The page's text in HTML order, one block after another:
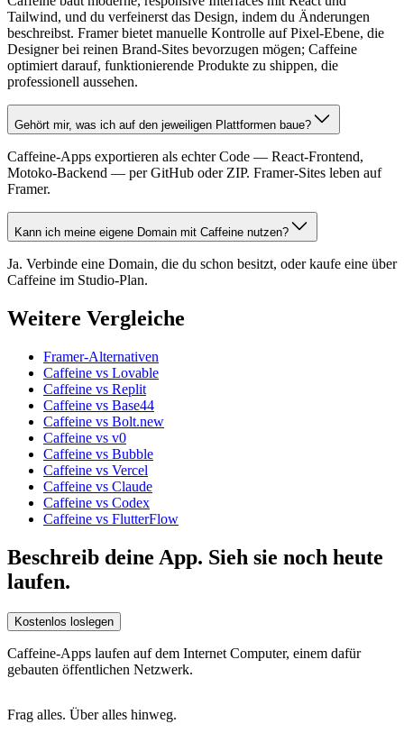
Tailwind, und du verfeinerst das Design, indem du Änderungen
beschreibst. Framer bietet manuelle Kontrolle auf Pixel-Ebene, die
Designer bei reinen Brand-Sites bevorzugen mögen; Caffeine
optimiert darauf, funktionierende Produkte zu shippen, die
professionell aussehen.
Gehört mir, was ich auf den jeweiligen Plattformen baue?
Caffeine-Apps exportieren als echter Code — React-Frontend,
Motoko-Backend — per GitHub oder ZIP. Framer-Sites leben auf
Framer.
Kann ich meine eigene Domain mit Caffeine nutzen?
Ja. Verbinde eine Domain, die du schon besitzt, oder kaufe eine über
Caffeine im Studio-Plan.
Weitere Vergleiche
Framer-Alternativen
Caffeine vs Lovable
Caffeine vs Replit
Caffeine vs Base44
Caffeine vs Bolt.new
Caffeine vs v0
Caffeine vs Bubble
Caffeine vs Vercel
Caffeine vs Claude
Caffeine vs Codex
Caffeine vs FlutterFlow
Beschreib deine App. Sieh sie noch heute
laufen.
Kostenlos loslegen
Caffeine-Apps laufen auf dem Internet Computer, einem dafür
gebauten öffentlichen Netzwerk.
Frag alles. Über alles hinweg.